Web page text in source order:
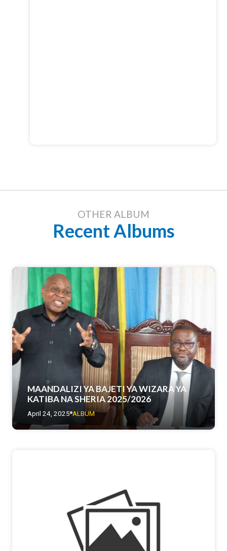
OTHER ALBUM
Recent Albums
MAANDALIZI YA BAJETI YA WIZARA YA
KATIBA NA SHERIA 2025/2026
April 24, 2025 ALBUM